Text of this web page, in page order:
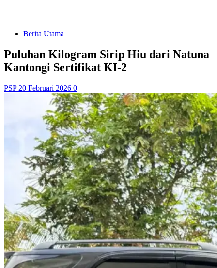
Berita Utama
Puluhan Kilogram Sirip Hiu dari Natuna
Kantongi Sertifikat KI-2
PSP 20 Februari 2026 0